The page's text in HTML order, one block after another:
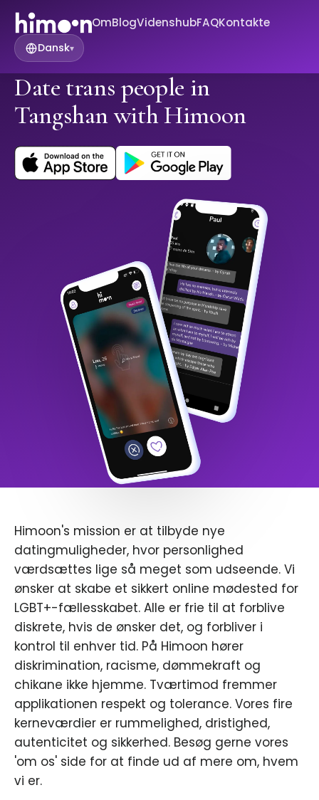
OmBlogVidenshubFAQKontakte
Dansk▾
Date trans people in
Tangshan with Himoon
Himoon's mission er at tilbyde nye
datingmuligheder, hvor personlighed
værdsættes lige så meget som udseende. Vi
ønsker at skabe et sikkert online mødested for
LGBT+-fællesskabet. Alle er frie til at forblive
diskrete, hvis de ønsker det, og forbliver i
kontrol til enhver tid. På Himoon hører
diskrimination, racisme, dømmekraft og
chikane ikke hjemme. Tværtimod fremmer
applikationen respekt og tolerance. Vores fire
kerneværdier er rummelighed, dristighed,
autenticitet og sikkerhed. Besøg gerne vores
'om os' side for at finde ud af mere om, hvem
vi er.